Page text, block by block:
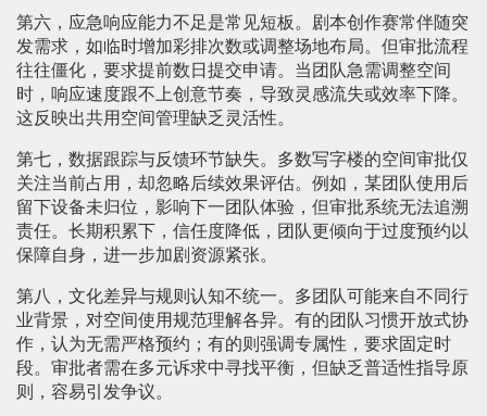
第六，应急响应能力不足是常见短板。剧本创作赛常伴随突
发需求，如临时增加彩排次数或调整场地布局。但审批流程
往往僵化，要求提前数日提交申请。当团队急需调整空间
时，响应速度跟不上创意节奏，导致灵感流失或效率下降。
这反映出共用空间管理缺乏灵活性。
第七，数据跟踪与反馈环节缺失。多数写字楼的空间审批仅
关注当前占用，却忽略后续效果评估。例如，某团队使用后
留下设备未归位，影响下一团队体验，但审批系统无法追溯
责任。长期积累下，信任度降低，团队更倾向于过度预约以
保障自身，进一步加剧资源紧张。
第八，文化差异与规则认知不统一。多团队可能来自不同行
业背景，对空间使用规范理解各异。有的团队习惯开放式协
作，认为无需严格预约；有的则强调专属性，要求固定时
段。审批者需在多元诉求中寻找平衡，但缺乏普适性指导原
则，容易引发争议。